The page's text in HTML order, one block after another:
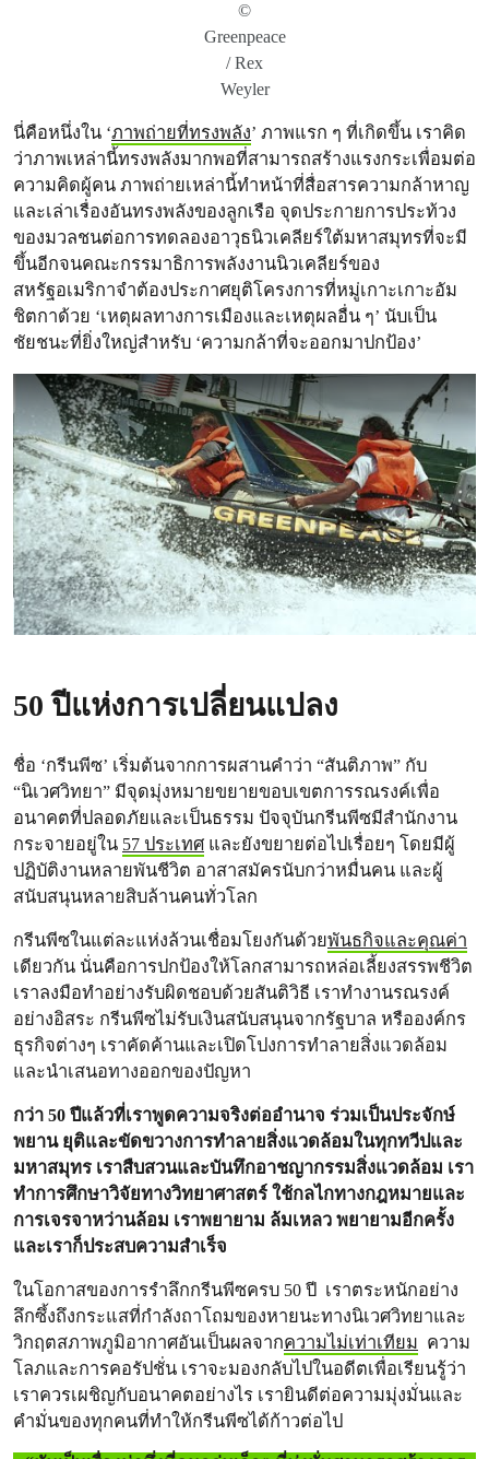
©
Greenpeace
/ Rex
Weyler
นี่คือหนึ่งใน ‘ภาพถ่ายที่ทรงพลัง’ ภาพแรก ๆ ที่เกิดขึ้น เราคิด
ว่าภาพเหล่านี้ทรงพลังมากพอที่สามารถสร้างแรงกระเพื่อมต่อ
ความคิดผู้คน ภาพถ่ายเหล่านี้ทำหน้าที่สื่อสารความกล้าหาญ
และเล่าเรื่องอันทรงพลังของลูกเรือ จุดประกายการประท้วง
ของมวลชนต่อการทดลองอาวุธนิวเคลียร์ใต้มหาสมุทรที่จะมี
ขึ้นอีกจนคณะกรรมาธิการพลังงานนิวเคลียร์ของ
สหรัฐอเมริกาจำต้องประกาศยุติโครงการที่หมู่เกาะเกาะอัม
ชิตกาด้วย ‘เหตุผลทางการเมืองและเหตุผลอื่น ๆ’ นับเป็น
ชัยชนะที่ยิ่งใหญ่สำหรับ ‘ความกล้าที่จะออกมาปกป้อง’
50 ปีแห่งการเปลี่ยนแปลง
ชื่อ ‘กรีนพีซ’ เริ่มต้นจากการผสานคำว่า “สันติภาพ” กับ
“นิเวศวิทยา” มีจุดมุ่งหมายขยายขอบเขตการรณรงค์เพื่อ
อนาคตที่ปลอดภัยและเป็นธรรม ปัจจุบันกรีนพีซมีสำนักงาน
กระจายอยู่ใน 57 ประเทศ และยังขยายต่อไปเรื่อยๆ โดยมีผู้
ปฏิบัติงานหลายพันชีวิต อาสาสมัครนับกว่าหมื่นคน และผู้
สนับสนุนหลายสิบล้านคนทั่วโลก
กรีนพีซในแต่ละแห่งล้วนเชื่อมโยงกันด้วยพันธกิจและคุณค่า
เดียวกัน นั่นคือการปกป้องให้โลกสามารถหล่อเลี้ยงสรรพชีวิต
เราลงมือทำอย่างรับผิดชอบด้วยสันติวิธี เราทำงานรณรงค์
อย่างอิสระ กรีนพีซไม่รับเงินสนับสนุนจากรัฐบาล หรือองค์กร
ธุรกิจต่างๆ เราคัดค้านและเปิดโปงการทำลายสิ่งแวดล้อม
และนำเสนอทางออกของปัญหา
กว่า 50 ปีแล้วที่เราพูดความจริงต่ออำนาจ ร่วมเป็นประจักษ์
พยาน ยุติและขัดขวางการทำลายสิ่งแวดล้อมในทุกทวีปและ
มหาสมุทร เราสืบสวนและบันทึกอาชญากรรมสิ่งแวดล้อม เรา
ทำการศึกษาวิจัยทางวิทยาศาสตร์ ใช้กลไกทางกฎหมายและ
การเจรจาหว่านล้อม เราพยายาม ล้มเหลว พยายามอีกครั้ง
และเราก็ประสบความสำเร็จ
ในโอกาสของการรำลึกกรีนพีซครบ 50 ปี เราตระหนักอย่าง
ลึกซึ้งถึงกระแสที่กำลังถาโถมของหายนะทางนิเวศวิทยาและ
วิกฤตสภาพภูมิอากาศอันเป็นผลจากความไม่เท่าเทียม ความ
โลภและการคอรัปชั่น เราจะมองกลับไปในอดีตเพื่อเรียนรู้ว่า
เราควรเผชิญกับอนาคตอย่างไร เรายินดีต่อความมุ่งมั่นและ
คำมั่นของทุกคนที่ทำให้กรีนพีซได้ก้าวต่อไป